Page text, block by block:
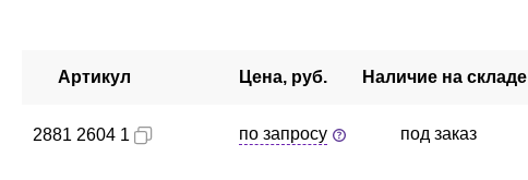
Артикул Цена, руб. Наличие на складе
2881 2604 1 по запросу под заказ